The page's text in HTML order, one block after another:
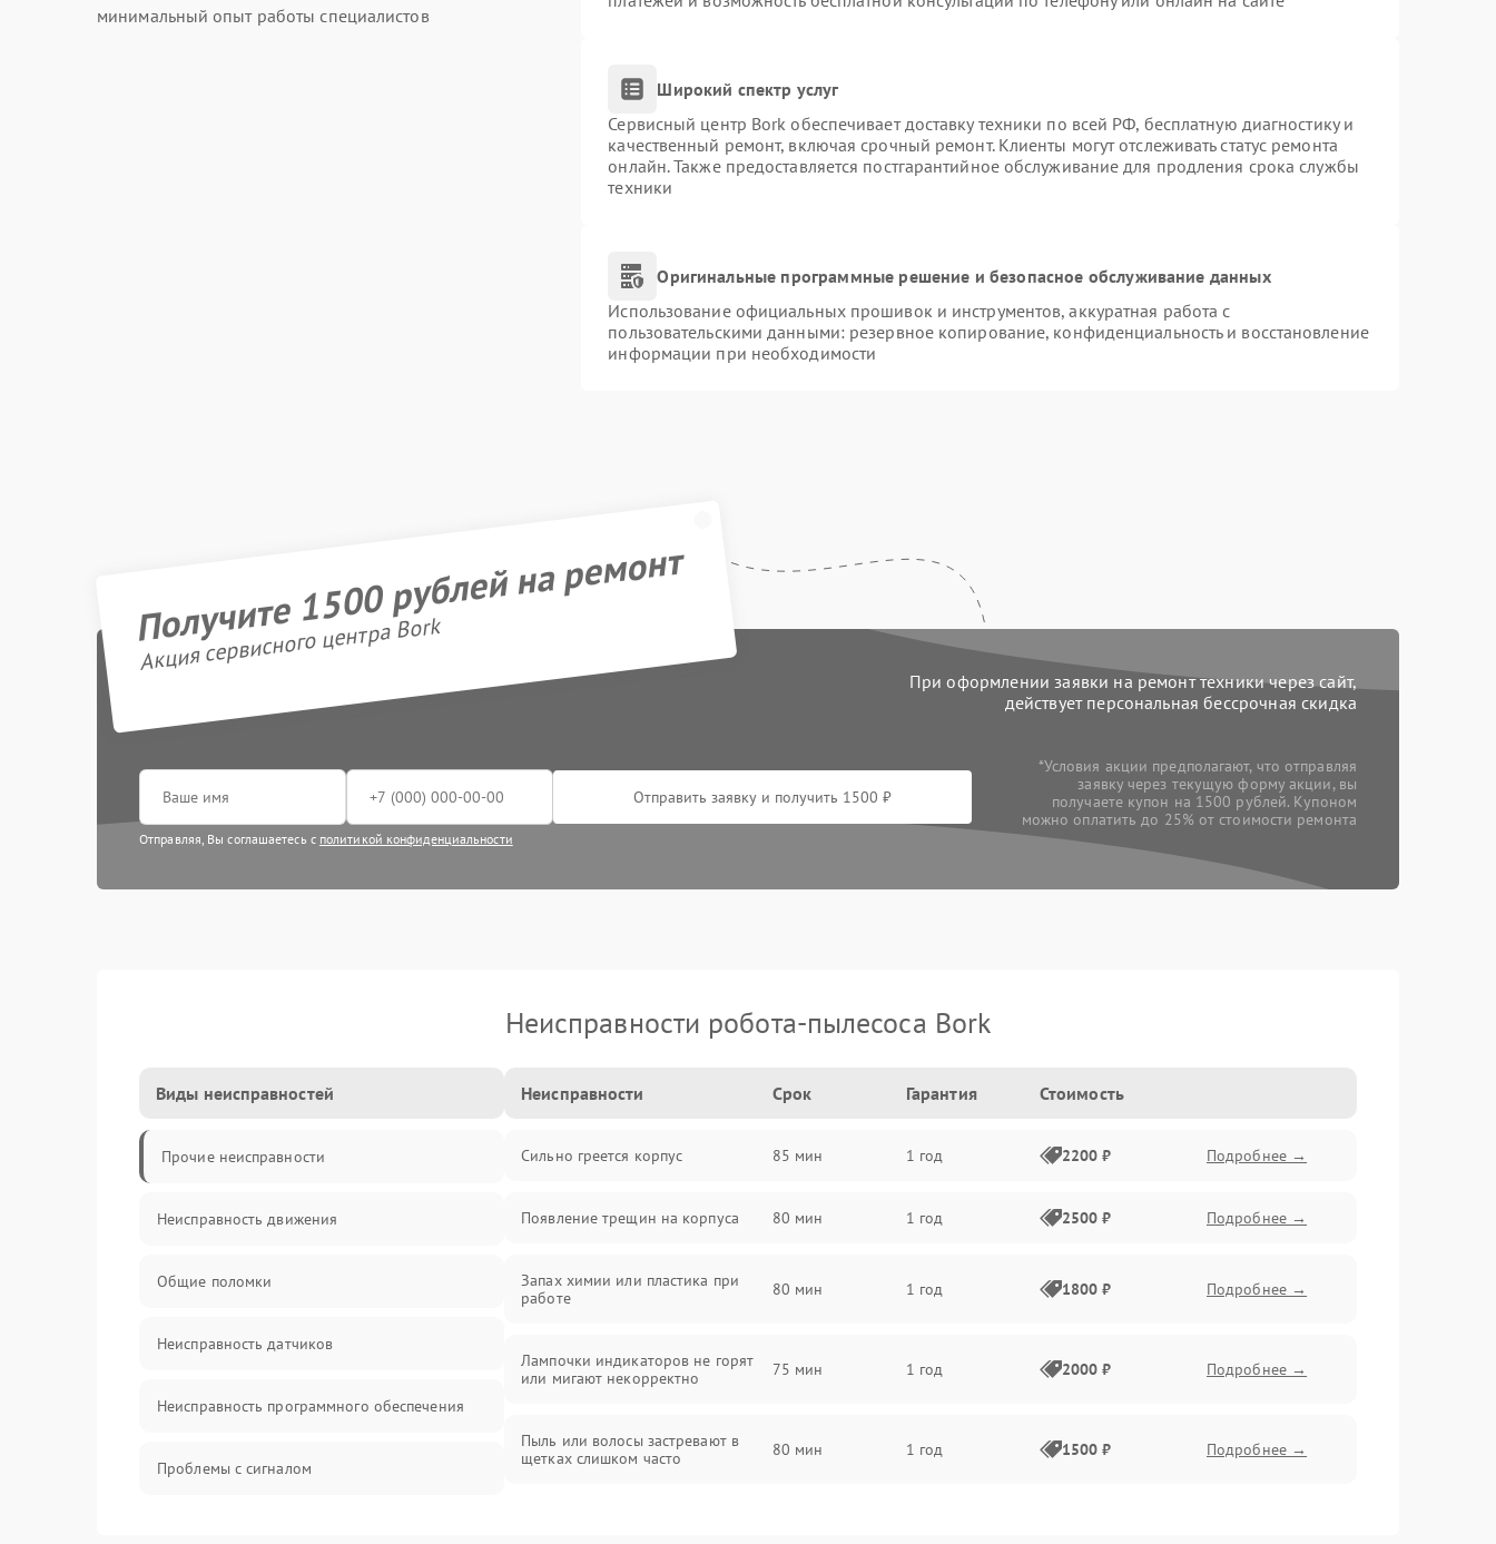
минимальный опыт работы специалистов
Широкий спектр услуг
Сервисный центр Bork обеспечивает доставку техники по всей РФ, бесплатную диагностику и
качественный ремонт, включая срочный ремонт. Клиенты могут отслеживать статус ремонта
онлайн. Также предоставляется постгарантийное обслуживание для продления срока службы
техники
Оригинальные программные решение и безопасное обслуживание данных
Использование официальных прошивок и инструментов, аккуратная работа с
пользовательскими данными: резервное копирование, конфиденциальность и восстановление
информации при необходимости
Получите 1500 рублей на ремонт
Акция сервисного центра Bork
При оформлении заявки на ремонт техники через сайт,
действует персональная бессрочная скидка
Отправить заявку и получить 1500 ₽
Отправляя, Вы соглашаетесь с политикой конфиденциальности
*Условия акции предполагают, что отправляя
заявку через текущую форму акции, вы
получаете купон на 1500 рублей. Купоном
можно оплатить до 25% от стоимости ремонта
Неисправности робота-пылесоса Bork
Виды неисправностей
Прочие неисправности
Неисправность движения
Общие поломки
Неисправность датчиков
Неисправность программного обеспечения
Проблемы с сигналом
Неисправности Срок Гарантия Стоимость
Сильно греется корпус 85 мин 1 год 2200 ₽ Подробнее →
Появление трещин на корпуса 80 мин 1 год 2500 ₽ Подробнее →
Запах химии или пластика при
работе
80 мин 1 год 1800 ₽ Подробнее →
Лампочки индикаторов не горят
или мигают некорректно
75 мин 1 год 2000 ₽ Подробнее →
Пыль или волосы застревают в
щетках слишком часто
80 мин 1 год 1500 ₽ Подробнее →